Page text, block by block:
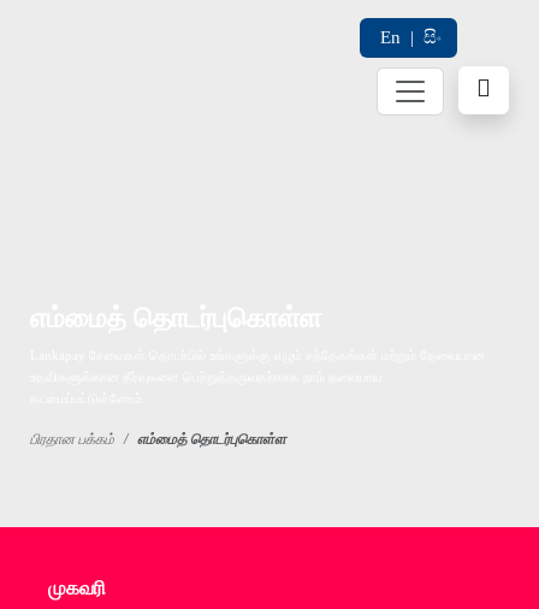
En | සිං
பிரதான பக்கம் எம்மைத் தொடர்புகொள்ள
முகவரி